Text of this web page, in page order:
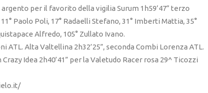
per il favorito della vigilia Surum 1h59’47” terzo
Paolo Poli, 17° Radaelli Stefano, 31° Imberti Mattia, 35°
Alfredo, 105° Zullato Ivano.
ATL. Alta Valtellina 2h32’25”, seconda Combi Lorenza ATL.
Idea 2h40’41” per la Valetudo Racer rosa 29^ Ticozzi